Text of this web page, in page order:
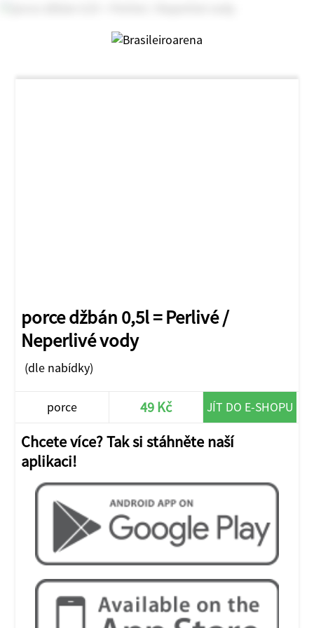
porce džbán 0,5l = Perlivé /
Neperlivé vody
(dle nabídky)
porce 49 Kč JÍT DO E-SHOPU
Chcete více? Tak si stáhněte naší
aplikaci!